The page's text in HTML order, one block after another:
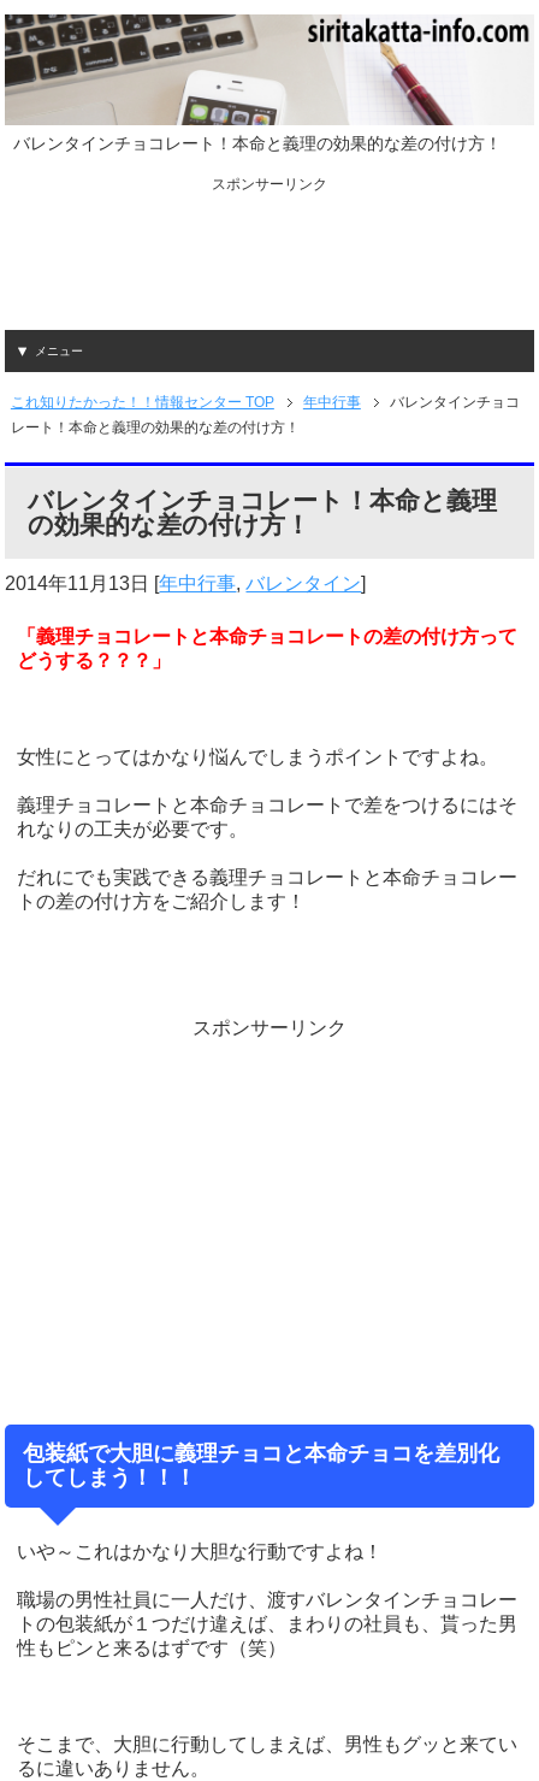
バレンタインチョコレート！本命と義理の効果的な差の付け方！
スポンサーリンク
メニュー
これ知りたかった！！情報センター TOP 年中行事
バレンタインチョコ
レート！本命と義理の効果的な差の付け方！
バレンタインチョコレート！本命と義理
の効果的な差の付け方！
2014年11月13日 [年中行事,バレンタイン]
「義理チョコレートと本命チョコレートの差の付け方って
どうする？？？」
女性にとってはかなり悩んでしまうポイントですよね。
義理チョコレートと本命チョコレートで差をつけるにはそ
れなりの工夫が必要です。
だれにでも実践できる義理チョコレートと本命チョコレー
トの差の付け方をご紹介します！
スポンサーリンク
包装紙で大胆に義理チョコと本命チョコを差別化
してしまう！！！
いや～これはかなり大胆な行動ですよね！
職場の男性社員に一人だけ、渡すバレンタインチョコレー
トの包装紙が１つだけ違えば、まわりの社員も、貰った男
性もピンと来るはずです（笑）
そこまで、大胆に行動してしまえば、男性もグッと来てい
るに違いありません。